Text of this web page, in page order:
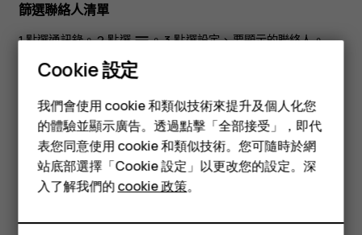
智慧型手機
功能型手機
配件
平板電腦
篩選聯絡人清單
1.點選通訊錄。 2.點選menu。 3.點選設定>要顯示的聯絡人。
匯入或匯出聯絡人
1.點選通訊錄。 2.點選menu。 3.點選設定>匯入/匯出。
您認為這有幫助嗎？
Cookie 設定
我們會使用 cookie 和類似技術來提升及個人化您
的體驗並顯示廣告。透過點擊「全部接受」，即代
表您同意使用 cookie 和類似技術。您可隨時於網
站底部選擇「Cookie 設定」以更改您的設定。深
入了解我們的cookie 政策。